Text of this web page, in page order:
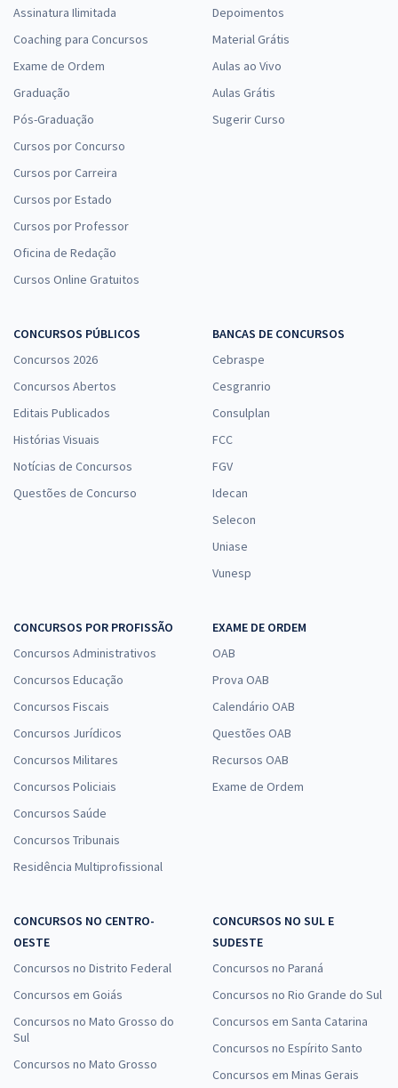
Assinatura Ilimitada
Coaching para Concursos
Exame de Ordem
Graduação
Pós-Graduação
Cursos por Concurso
Cursos por Carreira
Cursos por Estado
Cursos por Professor
Oficina de Redação
Cursos Online Gratuitos
Depoimentos
Material Grátis
Aulas ao Vivo
Aulas Grátis
Sugerir Curso
CONCURSOS PÚBLICOS
Concursos 2026
Concursos Abertos
Editais Publicados
Histórias Visuais
Notícias de Concursos
Questões de Concurso
BANCAS DE CONCURSOS
Cebraspe
Cesgranrio
Consulplan
FCC
FGV
Idecan
Selecon
Uniase
Vunesp
CONCURSOS POR PROFISSÃO
Concursos Administrativos
Concursos Educação
Concursos Fiscais
Concursos Jurídicos
Concursos Militares
Concursos Policiais
Concursos Saúde
Concursos Tribunais
Residência Multiprofissional
EXAME DE ORDEM
OAB
Prova OAB
Calendário OAB
Questões OAB
Recursos OAB
Exame de Ordem
CONCURSOS NO CENTRO-
OESTE
Concursos no Distrito Federal
Concursos em Goiás
Concursos no Mato Grosso do
Sul
Concursos no Mato Grosso
CONCURSOS NO SUL E
SUDESTE
Concursos no Paraná
Concursos no Rio Grande do Sul
Concursos em Santa Catarina
Concursos no Espírito Santo
Concursos em Minas Gerais